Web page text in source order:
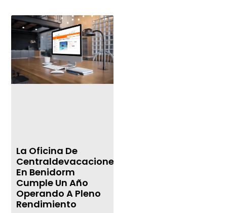
La Oficina De
Centraldevacaciones.com
En Benidorm
Cumple Un Año
Operando A Pleno
Rendimiento